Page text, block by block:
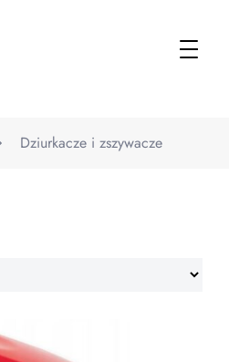
Dziurkacze i zszywacze